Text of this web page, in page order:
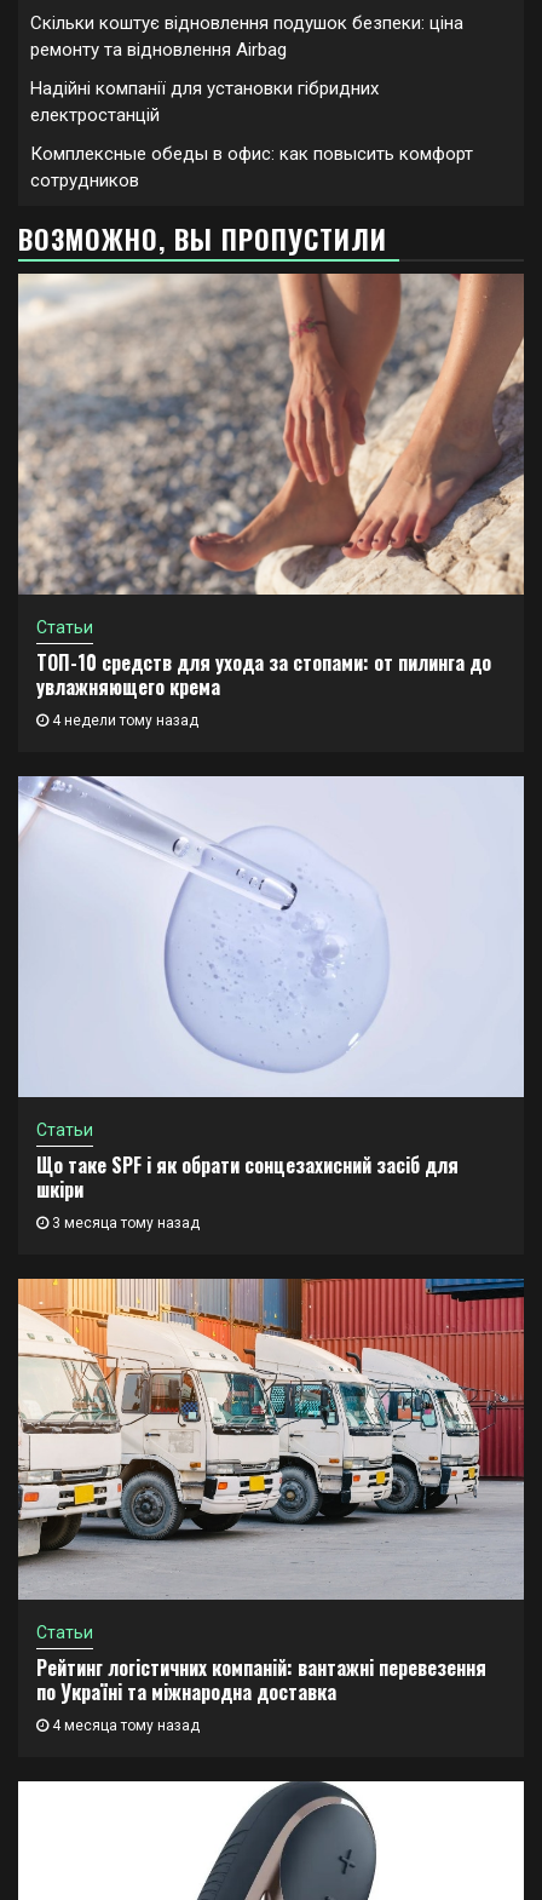
Скільки коштує відновлення подушок безпеки: ціна
ремонту та відновлення Airbag
Надійні компанії для установки гібридних
електростанцій
Комплексные обеды в офис: как повысить комфорт
сотрудников
ВОЗМОЖНО, ВЫ ПРОПУСТИЛИ
Статьи
ТОП-10 средств для ухода за стопами: от пилинга до
увлажняющего крема
4 недели тому назад
Статьи
Що таке SPF і як обрати сонцезахисний засіб для
шкіри
3 месяца тому назад
Статьи
Рейтинг логістичних компаній: вантажні перевезення
по Україні та міжнародна доставка
4 месяца тому назад